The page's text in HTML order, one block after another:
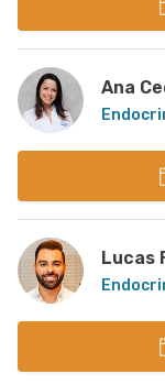
Ana
Lucas